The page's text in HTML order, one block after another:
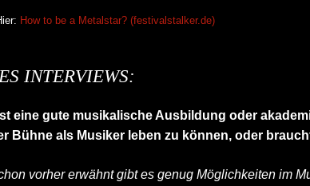
How to be a Metalstar? (festivalstalker.de)
INTERVIEWS:
eine gute musikalische Ausbildung oder
Bühne als Musiker leben zu können, oder
vorher erwähnt gibt es genug Möglichkeiten im